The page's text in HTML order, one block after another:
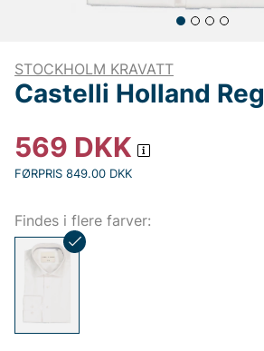
STOCKHOLM KRAVATT
Castelli Holland Reg
569 DKK
FØRPRIS 849.00 DKK
Findes i flere farver: